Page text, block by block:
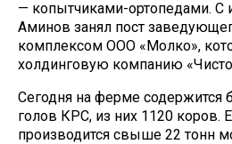
— копытчиками-ортопедами. С
Аминов занял пост
комплексом ООО «Молко»,
холдинговую компанию
Сегодня на ферме содержится
голов КРС, из них 1120 коров.
производится свыше 22 тонн